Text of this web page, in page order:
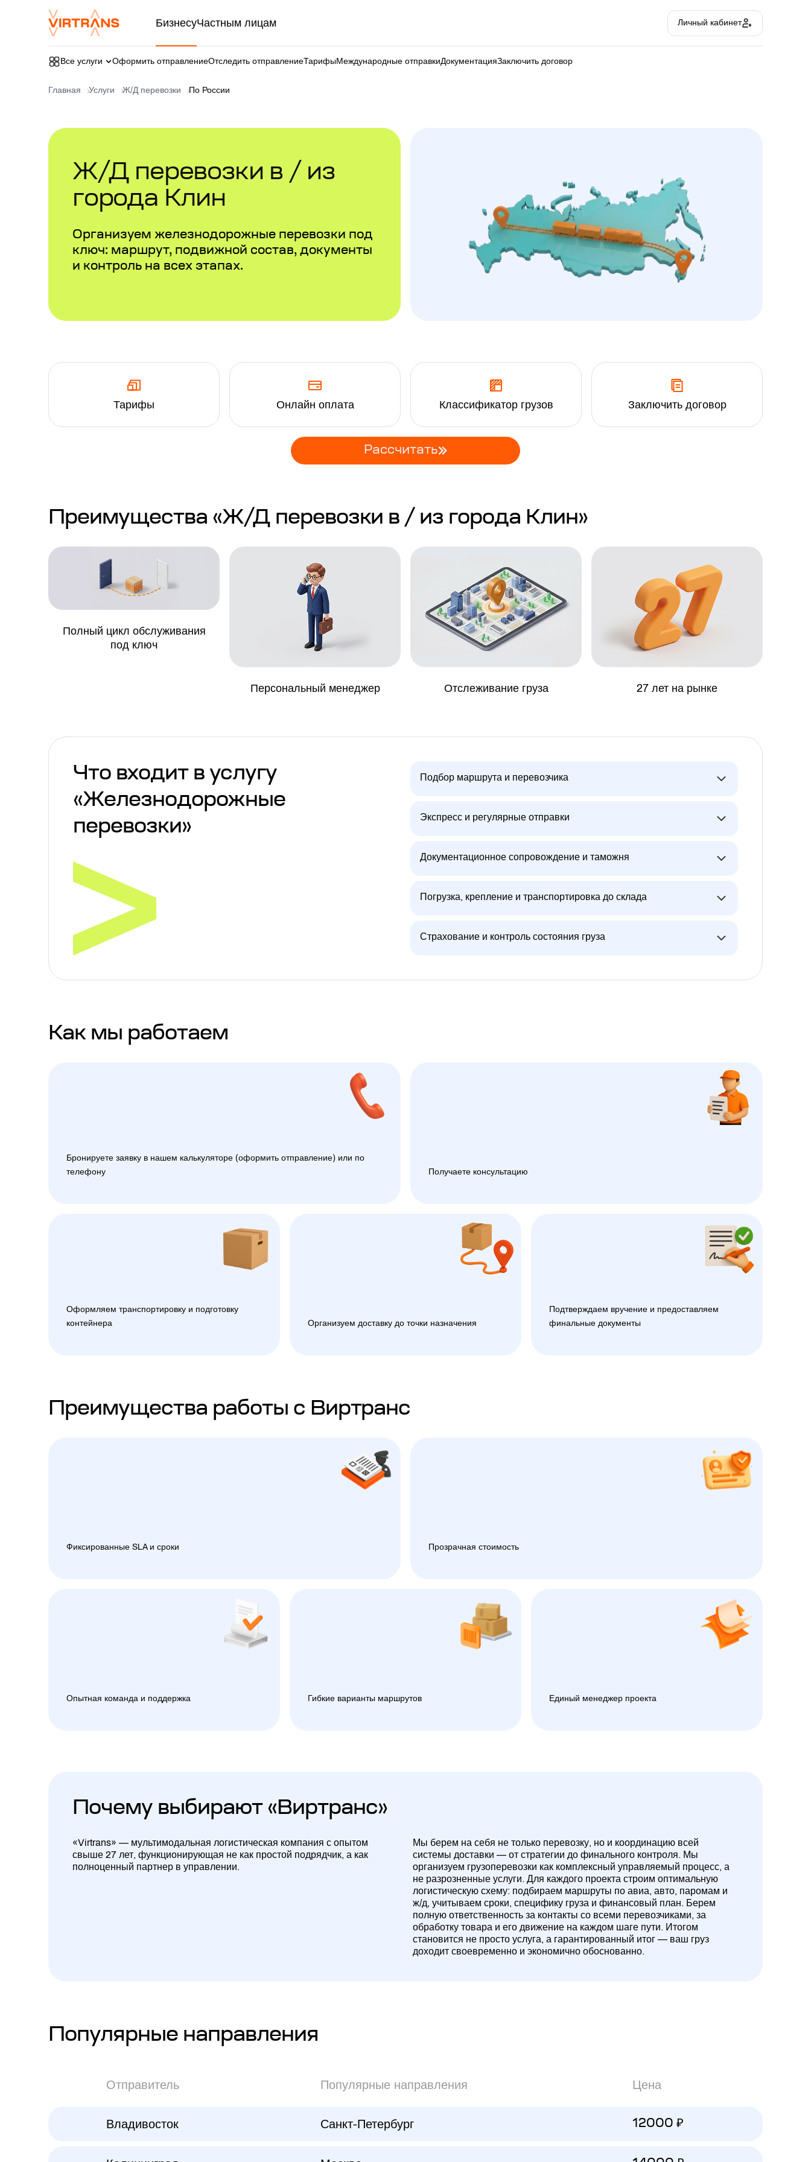
БизнесуЧастным лицам Личный кабинет
Все услуги Оформить отправлениеОтследить отправлениеТарифыМеждународные отправкиДокументацияЗаключить договор
Главная Услуги Ж/Д перевозки По России
Ж/Д перевозки в / из
города Клин
Организуем железнодорожные перевозки под
ключ: маршрут, подвижной состав, документы
и контроль на всех этапах.
Тарифы Онлайн оплата Классификатор грузов Заключить договор
Рассчитать
Преимущества «Ж/Д перевозки в / из города Клин»
Полный цикл обслуживания
под ключ
Персональный менеджер Отслеживание груза 27 лет на рынке
Что входит в услугу
«Железнодорожные
перевозки»
Подбор маршрута и перевозчика
Экспресс и регулярные отправки
Документационное сопровождение и таможня
Погрузка, крепление и транспортировка до склада
Страхование и контроль состояния груза
Как мы работаем
Бронируете заявку в нашем калькуляторе (оформить отправление) или по
телефону
Получаете консультацию
Оформляем транспортировку и подготовку
контейнера
Организуем доставку до точки назначения
Подтверждаем вручение и предоставляем
финальные документы
Преимущества работы с Виртранс
Фиксированные SLA и сроки Прозрачная стоимость
Опытная команда и поддержка Гибкие варианты маршрутов Единый менеджер проекта
Почему выбирают «Виртранс»
«Virtrans» — мультимодальная логистическая компания с опытом
свыше 27 лет, функционирующая не как простой подрядчик, а как
полноценный партнер в управлении.
Мы берем на себя не только перевозку, но и координацию всей
системы доставки — от стратегии до финального контроля. Мы
организуем грузоперевозки как комплексный управляемый процесс, а
не разрозненные услуги. Для каждого проекта строим оптимальную
логистическую схему: подбираем маршруты по авиа, авто, паромам и
ж/д, учитываем сроки, специфику груза и финансовый план. Берем
полную ответственность за контакты со всеми перевозчиками, за
обработку товара и его движение на каждом шаге пути. Итогом
становится не просто услуга, а гарантированный итог — ваш груз
доходит своевременно и экономично обоснованно.
Популярные направления
Отправитель Популярные направления Цена
Владивосток Санкт-Петербург 12000 ₽